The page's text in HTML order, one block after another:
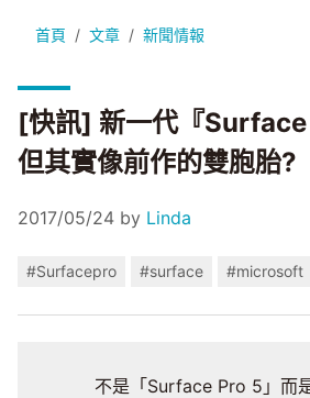
首頁 文章 新聞情報
[快訊] 新一代『Surface Pro』登場!
[快訊] 新一代『
但其實像前作的雙胞胎?
2017/05/24 by Linda
#Surfacepro #surface #microsoft
不是「Surface Pro 5」而